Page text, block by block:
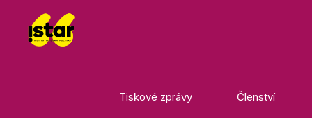
Tiskové zprávy Členství